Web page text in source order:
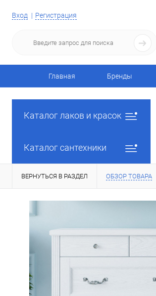
Вход Регистрация
Главная Бренды
Каталог лаков и красок
Каталог сантехники
ВЕРНУТЬСЯ В РАЗДЕЛ ОБЗОР ТОВАРА